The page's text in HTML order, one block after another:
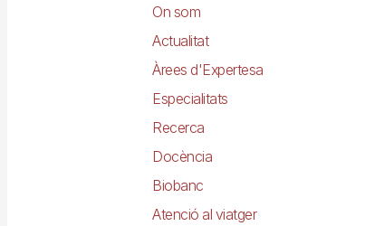
On som
Actualitat
Àrees d'Expertesa
Especialitats
Recerca
Docència
Biobanc
Atenció al viatger